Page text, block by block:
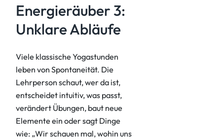
Energieräuber 3:
Unklare Abläufe
Viele klassische Yogastunden
leben von Spontaneität. Die
Lehrperson schaut, wer da ist,
entscheidet intuitiv, was passt,
verändert Übungen, baut neue
Elemente ein oder sagt Dinge
wie: „Wir schauen mal, wohin uns